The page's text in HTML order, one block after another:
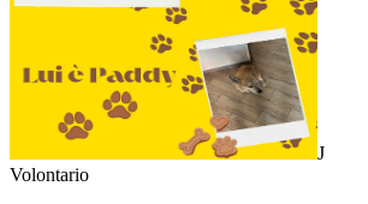
J
Volontario